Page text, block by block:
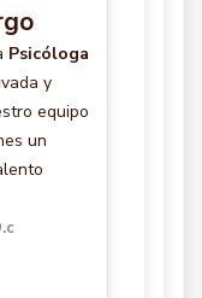
Psicóloga
y
equipo
un